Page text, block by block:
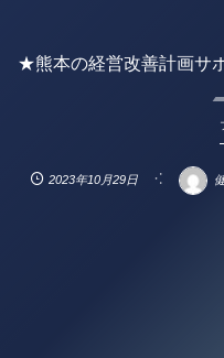
★熊本の経営改善計画サ
2023年10月29日